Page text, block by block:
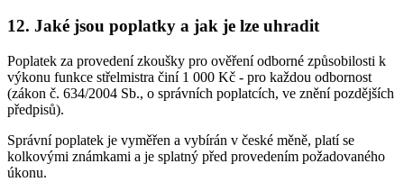
12. Jaké jsou poplatky a jak je lze uhradit
Poplatek za provedení zkoušky pro ověření odborné způsobilosti k
výkonu funkce střelmistra činí 1 000 Kč - pro každou odbornost
(zákon č. 634/2004 Sb., o správních poplatcích, ve znění pozdějších
předpisů).
Správní poplatek je vyměřen a vybírán v české měně, platí se
kolkovými známkami a je splatný před provedením požadovaného
úkonu.